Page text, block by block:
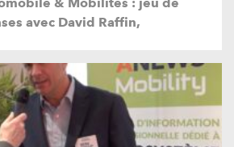
avec David Raffin,